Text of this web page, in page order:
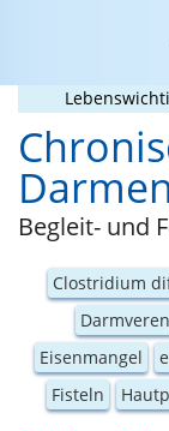
Begleit- und
Clostridium
Eisenmangel
Fisteln